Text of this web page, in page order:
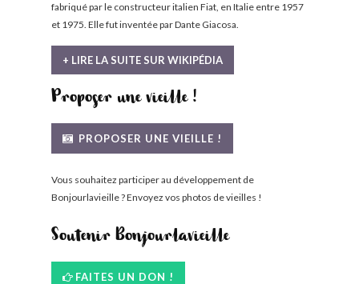
fabriqué par le constructeur italien Fiat, en Italie entre 1957
et 1975. Elle fut inventée par Dante Giacosa.
+ LIRE LA SUITE SUR WIKIPÉDIA
Proposer une vieille !
PROPOSER UNE VIEILLE !
Vous souhaitez participer au développement de
Bonjourlavieille ? Envoyez vos photos de vieilles !
Soutenir Bonjourlavieille
FAITES UN DON !